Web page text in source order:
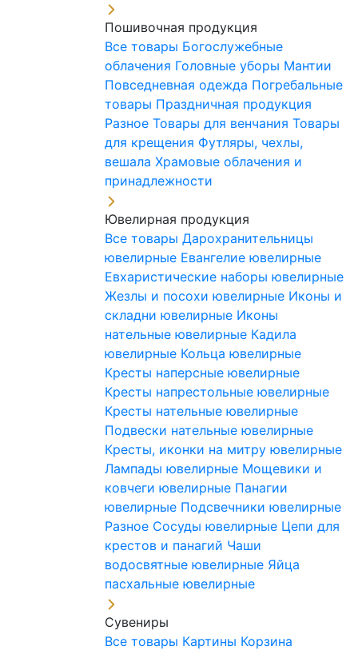
Пошивочная продукция
Все товары Богослужебные
облачения Головные уборы Мантии
Повседневная одежда Погребальные
товары Праздничная продукция
Разное Товары для венчания Товары
для крещения Футляры, чехлы,
вешала Храмовые облачения и
принадлежности
Ювелирная продукция
Все товары Дарохранительницы
ювелирные Евангелие ювелирные
Евхаристические наборы ювелирные
Жезлы и посохи ювелирные Иконы и
складни ювелирные Иконы
нательные ювелирные Кадила
ювелирные Кольца ювелирные
Кресты наперсные ювелирные
Кресты напрестольные ювелирные
Кресты нательные ювелирные
Подвески нательные ювелирные
Кресты, иконки на митру ювелирные
Лампады ювелирные Мощевики и
ковчеги ювелирные Панагии
ювелирные Подсвечники ювелирные
Разное Сосуды ювелирные Цепи для
крестов и панагий Чаши
водосвятные ювелирные Яйца
пасхальные ювелирные
Сувениры
Все товары Картины Корзина